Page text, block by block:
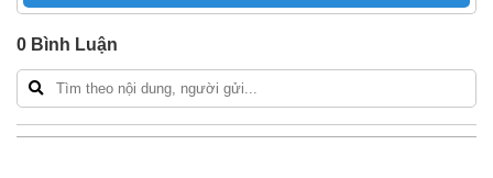
0 Bình Luận